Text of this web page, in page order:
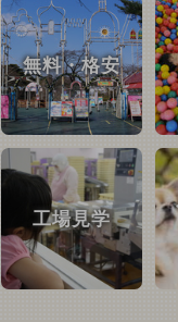
無料・格安
工場見学